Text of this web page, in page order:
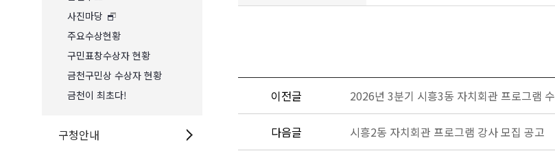
사진마당
주요수상현황
구민표창수상자 현황
금천구민상 수상자 현황
금천이 최초다!
구청안내
이전글 2026년 3분기 시흥3동 자치회관 프로그램
다음글 시흥2동 자치회관 프로그램 강사 모집 공고